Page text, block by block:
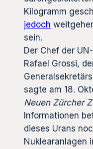
Kilogramm
jedoch
sein.
Der Chef der
Rafael Grossi,
sagte am 18.
Neuen Zürcher
Informationen
dieses Urans
Nuklearanlagen